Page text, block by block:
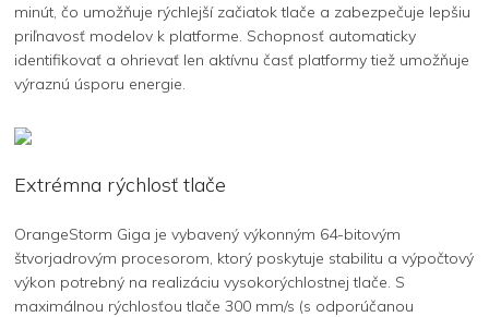
minút, čo umožňuje rýchlejší začiatok tlače a zabezpečuje lepšiu
priľnavosť modelov k platforme. Schopnosť automaticky
identifikovať a ohrievať len aktívnu časť platformy tiež umožňuje
výraznú úsporu energie.
Extrémna rýchlosť tlače
OrangeStorm Giga je vybavený výkonným 64-bitovým
štvorjadrovým procesorom, ktorý poskytuje stabilitu a výpočtový
výkon potrebný na realizáciu vysokorýchlostnej tlače. S
maximálnou rýchlosťou tlače 300 mm/s (s odporúčanou